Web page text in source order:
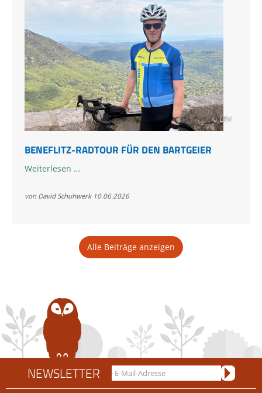
© LBV
BENEFLITZ-RADTOUR FÜR DEN BARTGEIER
Weiterlesen …
für
von David Schuhwerk 10.06.2026
Alle Beiträge anzeigen
NEWSLETTER